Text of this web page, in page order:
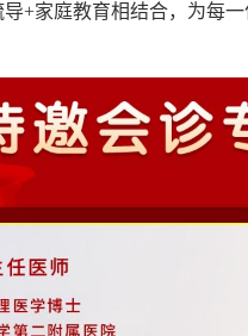
+家庭教育相结合，为每